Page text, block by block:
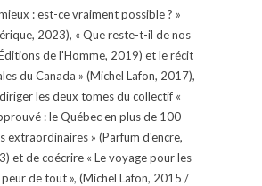
: est-ce vraiment possible ? »
2023), « Que reste-t-il de nos
de l'Homme, 2019) et le récit
du Canada » (Michel Lafon, 2017),
les deux tomes du collectif «
: le Québec en plus de 100
extraordinaires » (Parfum d'encre,
et de coécrire « Le voyage pour les
de tout », (Michel Lafon, 2015 /